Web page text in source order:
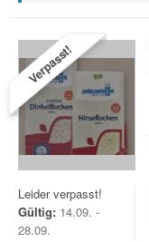
Verpasst!
Leider verpasst!
Gültig: 14.09. -
28.09.